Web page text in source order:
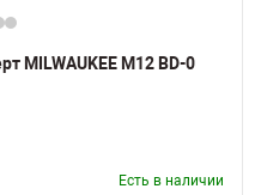
MILWAUKEE M12 BD-0
Есть в наличии